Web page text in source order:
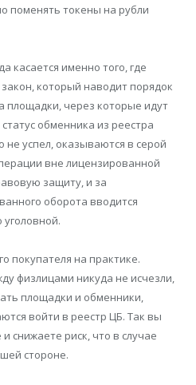
поменять токены на рубли
касается именно того, где
который наводит порядок
площадки, через которые идут
обменника из реестра
не успел, оказываются в серой
вне лицензированной
защиту, и за
оборота вводится
уголовной.
покупателя на практике.
физлицами никуда не исчезли,
площадки и обменники,
войти в реестр ЦБ. Так вы
снижаете риск, что в случае
стороне.